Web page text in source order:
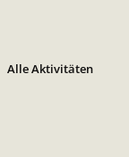
Alle Aktivitäten